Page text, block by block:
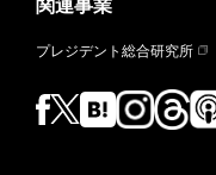
関連事業
プレジデント総合研究所